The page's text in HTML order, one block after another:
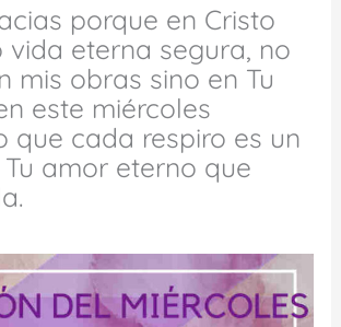
porque en Cristo
vida eterna segura, no
mis obras sino en Tu
este miércoles
que cada respiro es un
amor eterno que